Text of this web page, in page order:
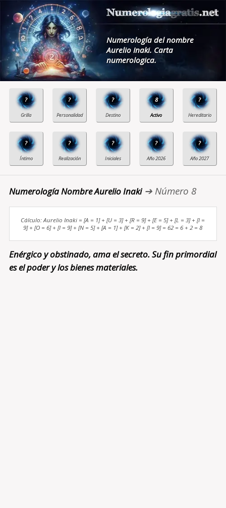
Numerología del nombre
Aurelio Inaki. Carta
numerologica.
? ? ? 8 ?
? ? ? ? ?
Numerología Nombre Aurelio Inaki➔ Número 8
Cálculo: Aurelio Inaki = [A = 1] + [U = 3] + [R = 9] + [E = 5] + [L = 3] + [I =
9] + [O = 6] + [I = 9] + [N = 5] + [A = 1] + [K = 2] + [I = 9] = 62 = 6 + 2 = 8
Enérgico y obstinado, ama el secreto. Su fin primordial
es el poder y los bienes materiales.